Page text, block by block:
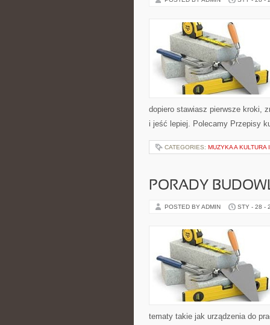
dopiero stawiasz pierwsze kroki,
i jeść lepiej. Polecamy Przepisy
CATEGORIES: MUZYKA A
PORADY
POSTED BY ADMIN STY - 28 -
tematy takie jak urządzenia do